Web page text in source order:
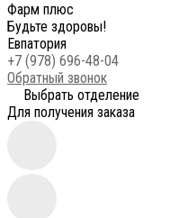
Фарм плюс
Будьте здоровы!
Евпатория
+7 (978) 696-48-04
Обратный звонок
Выбрать отделение
Для получения заказа